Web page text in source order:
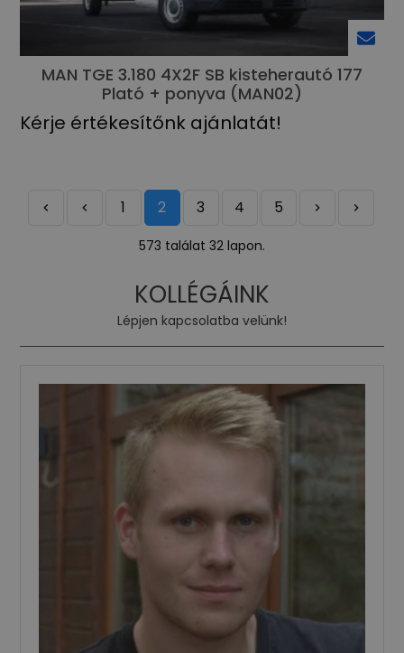
KOLLÉGÁINK
Lépjen kapcsolatba velünk!
MAN TGE 3.180 4X2F SB kisteherautó 177
Plató + ponyva (MAN02)
Kérje értékesítőnk ajánlatát!
1 2 3 4 5
573 találat 32 lapon.